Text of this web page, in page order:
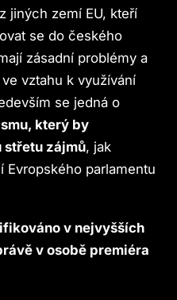
jiných zemí EU, kteří
se do českého
zásadní problémy a
vztahu k využívání
se jedná o
který by
střetu zájmů, jak
Evropského parlamentu
v nejvyšších
v osobě premiéra